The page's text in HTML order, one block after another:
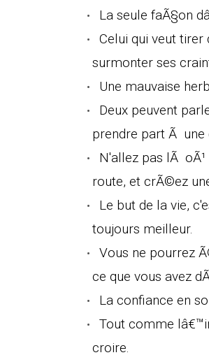
La seule faÃ§on
Celui qui veut tirer
surmonter ses
Une mauvaise
Deux peuvent
prendre part Ã une
N'allez pas lÃ
route, et crÃ©ez
Le but de la vie,
toujours meilleur.
Vous ne pourrez
ce que vous avez
La confiance en
Tout comme
croire.